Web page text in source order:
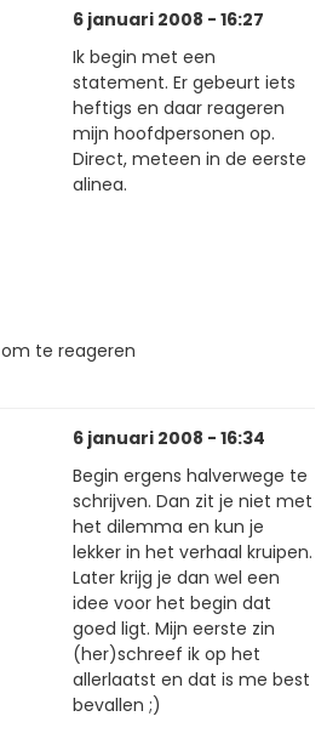
6 januari 2008 - 16:27
Ik begin met een
statement. Er gebeurt iets
heftigs en daar reageren
mijn hoofdpersonen op.
Direct, meteen in de eerste
alinea.
om te reageren
6 januari 2008 - 16:34
Begin ergens halverwege te
schrijven. Dan zit je niet met
het dilemma en kun je
lekker in het verhaal kruipen.
Later krijg je dan wel een
idee voor het begin dat
goed ligt. Mijn eerste zin
(her)schreef ik op het
allerlaatst en dat is me best
bevallen ;)